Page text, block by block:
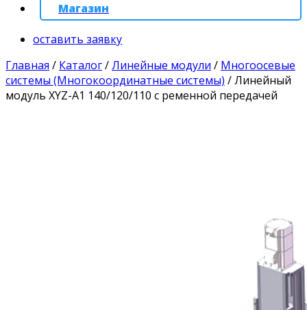
Магазин
оставить заявку
Главная / Каталог/Линейные модули / Многоосевые
системы (Многокоординатные системы) /Линейный
модуль XYZ-A1 140/120/110 с ременной передачей